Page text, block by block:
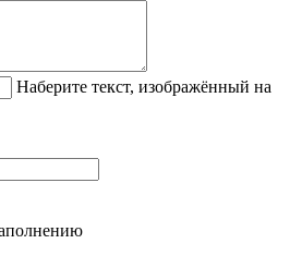
Наберите текст, изображённый на